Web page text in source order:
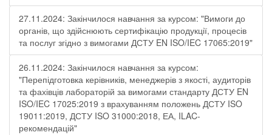
27.11.2024: Закінчилося навчання за курсом: "Вимоги до
органів, що здійснюють сертифікацію продукції, процесів
та послуг згідно з вимогами ДСТУ EN ISO/IEC 17065:2019"
26.11.2024: Закінчилося навчання за курсом:
"Перепідготовка керівників, менеджерів з якості, аудиторів
та фахівців лабораторій за вимогами стандарту ДСТУ EN
ISO/IEC 17025:2019 з врахуванням положень ДСТУ ISO
19011:2019, ДСТУ ISO 31000:2018, ЕА, ILAC-
рекомендацій"